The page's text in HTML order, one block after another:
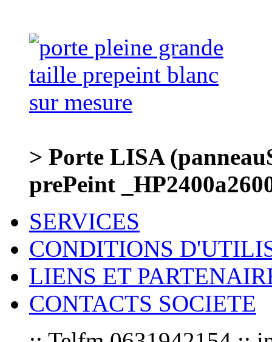
> Porte LISA
prePeint
SERVICES
CONDITIONS
LIENS ET
CONTACTS SOCIETE